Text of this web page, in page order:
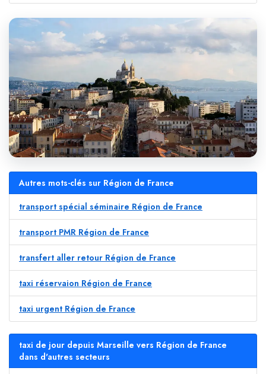
Autres mots-clés sur Région de France
transport spécial séminaire Région de France
transport PMR Région de France
transfert aller retour Région de France
taxi réservaion Région de France
taxi urgent Région de France
taxi de jour depuis Marseille vers Région de France
dans d'autres secteurs